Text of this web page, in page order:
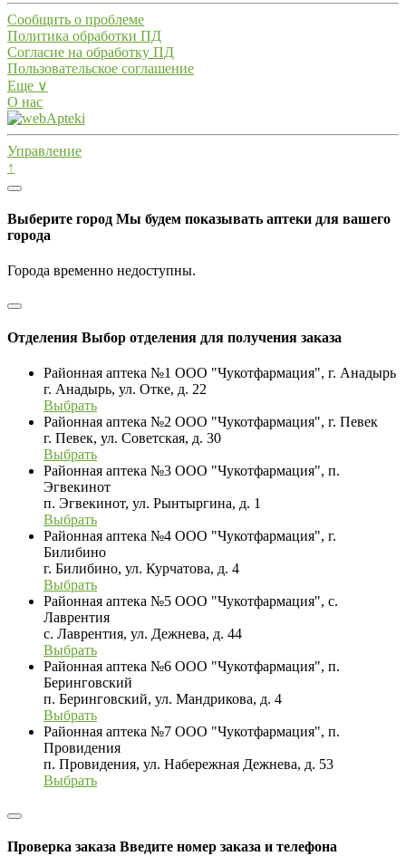
Сообщить о проблеме
Политика обработки ПД
Согласие на обработку ПД
Пользовательское соглашение
Еще ∨
О нас
Управление
↑
Выберите город Мы будем показывать аптеки для вашего
города
Города временно недоступны.
Отделения Выбор отделения для получения заказа
Районная аптека №1 ООО "Чукотфармация", г. Анадырь
г. Анадырь, ул. Отке, д. 22
Выбрать
Районная аптека №2 ООО "Чукотфармация", г. Певек
г. Певек, ул. Советская, д. 30
Выбрать
Районная аптека №3 ООО "Чукотфармация", п.
Эгвекинот
п. Эгвекинот, ул. Рынтыргина, д. 1
Выбрать
Районная аптека №4 ООО "Чукотфармация", г.
Билибино
г. Билибино, ул. Курчатова, д. 4
Выбрать
Районная аптека №5 ООО "Чукотфармация", с.
Лаврентия
с. Лаврентия, ул. Дежнева, д. 44
Выбрать
Районная аптека №6 ООО "Чукотфармация", п.
Беринговский
п. Беринговский, ул. Мандрикова, д. 4
Выбрать
Районная аптека №7 ООО "Чукотфармация", п.
Провидения
п. Провидения, ул. Набережная Дежнева, д. 53
Выбрать
Проверка заказа Введите номер заказа и телефона